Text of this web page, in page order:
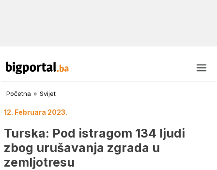
Početna » Svijet
12. Februara 2023.
Turska: Pod istragom 134 ljudi
zbog urušavanja zgrada u
zemljotresu